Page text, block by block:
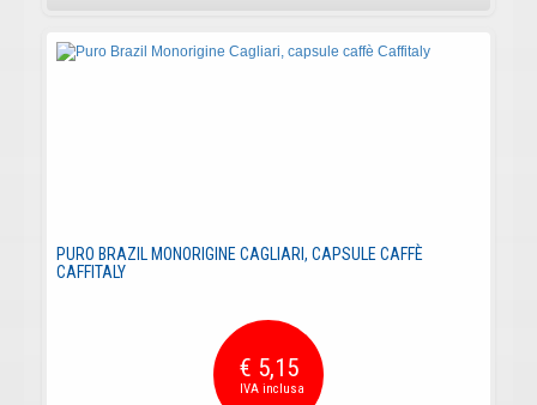
PURO BRAZIL MONORIGINE CAGLIARI, CAPSULE CAFFÈ
CAFFITALY
€ 5,15